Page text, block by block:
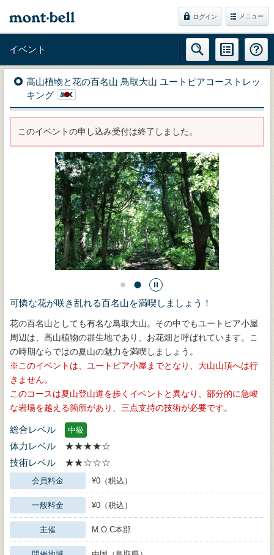
ログイン メニュー
イベント
高山植物と花の百名山 鳥取大山 ユートピアコーストレッ
キング
このイベントの申し込み受付は終了しました。
可憐な花が咲き乱れる百名山を満喫しましょう！
花の百名山としても有名な鳥取大山。その中でもユートピア小屋
周辺は、高山植物の群生地であり、お花畑と呼ばれています。こ
の時期ならではの夏山の魅力を満喫しましょう。
このイベントは、ユートピア小屋までとなり、大山山頂へは行
きません。
このコースは夏山登山道を歩くイベントと異なり、部分的に急峻
な岩場を越える箇所があり、三点支持の技術が必要です。
総合レベル 中級
体力レベル
★★★★☆
技術レベル
★★☆☆☆
会員料金 ¥0（税込）
一般料金 ¥0（税込）
主催 M.O.C本部